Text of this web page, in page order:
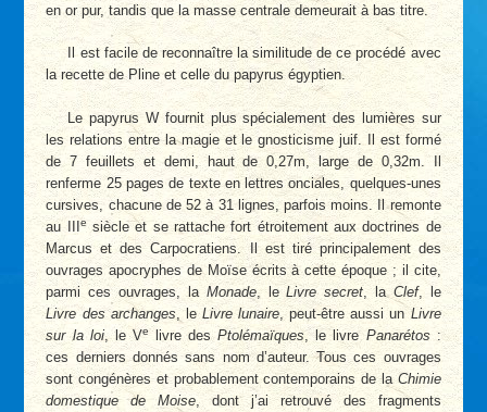
en or pur, tandis que la masse centrale demeurait à bas titre.
Il est facile de reconnaître la similitude de ce procédé avec
la recette de Pline et celle du papyrus égyptien.
Le papyrus W fournit plus spécialement des lumières sur
les relations entre la magie et le gnosticisme juif. Il est formé
de 7 feuillets et demi, haut de 0,27m, large de 0,32m. Il
renferme 25 pages de texte en lettres onciales, quelques-unes
cursives, chacune de 52 à 31 lignes, parfois moins. Il remonte
au III
e siècle et se rattache fort étroitement aux doctrines de
Marcus et des Carpocratiens. Il est tiré principalement des
ouvrages apocryphes de Moïse écrits à cette époque ; il cite,
parmi ces ouvrages, laMonade, leLivre secret , la Clef, le
Livre des archanges , leLivre lunaire, peut-être aussi unLivre
sur la loi, le Velivre desPtolémaïques, le livre Panarétos:
ces derniers donnés sans nom d’auteur. Tous ces ouvrages
sont congénères et probablement contemporains de la Chimie
domestique de Moise , dont j’ai retrouvé des fragments